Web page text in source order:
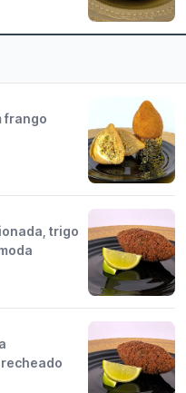
frango
trigo